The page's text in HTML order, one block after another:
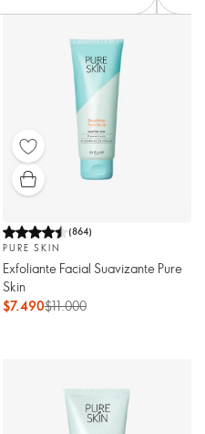
(864)
PURE SKIN
Exfoliante Facial Suavizante Pure
Skin
$7.490$11.000